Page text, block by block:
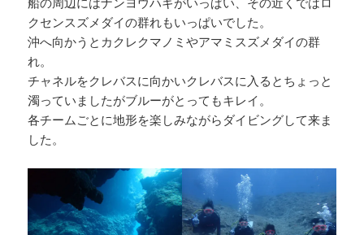
クセンスズメダイの群れもいっぱいでした。
沖へ向かうとカクレクマノミやアマミスズメダイの群
れ。
チャネルをクレバスに向かいクレバスに入るとちょっと
濁っていましたがブルーがとってもキレイ。
各チームごとに地形を楽しみながらダイビングして来ま
した。